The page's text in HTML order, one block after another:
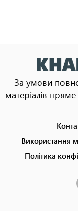
За умови
матеріалів
menuВикористання
Політика